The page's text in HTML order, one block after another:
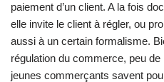
paiement d’un client. A la fois
elle invite le client à régler, ou
aussi à un certain formalisme.
régulation du commerce, peu
jeunes commerçants savent